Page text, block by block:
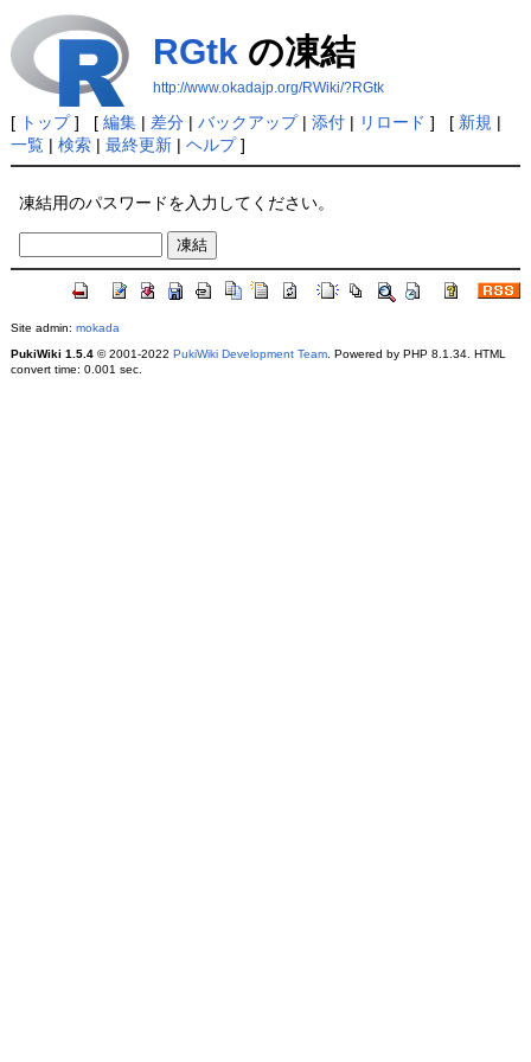
RGtk の凍結
http://www.okadajp.org/RWiki/?RGtk
[ トップ] [ 編集| 差分| バックアップ| 添付| リロード ] [ 新規 |
一覧| 検索| 最終更新| ヘルプ]
凍結用のパスワードを入力してください。
Site admin: mokada
PukiWiki 1.5.4© 2001-2022 PukiWiki Development Team. Powered by PHP 8.1.34. HTML
convert time: 0.001 sec.